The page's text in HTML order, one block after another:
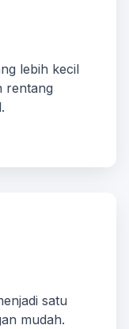
lebih kecil
rentang
satu
mudah.